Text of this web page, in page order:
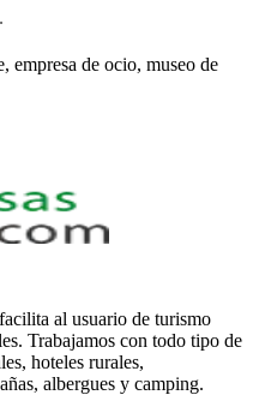
empresa de ocio, museo de
al usuario de turismo
Trabajamos con todo tipo de
hoteles rurales,
albergues y camping.